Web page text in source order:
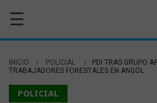
☰
INICIO POLICIAL
PDI TRAS GRUPO
TRABAJADORES FORESTALES EN ANGOL
POLICIAL